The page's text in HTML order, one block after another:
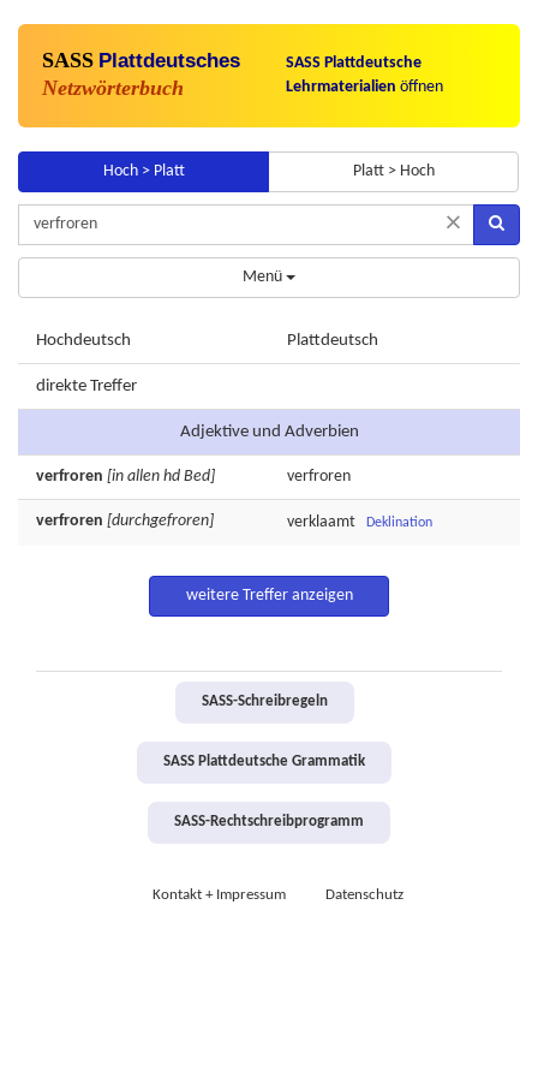
SASS Plattdeutsches
Netzwörterbuch
SASS Plattdeutsche
Lehrmaterialien öffnen
Hoch > Platt Platt > Hoch
×
Menü
Hochdeutsch Plattdeutsch
direkte Treffer
Adjektive und Adverbien
verfroren [in allen hd Bed] verfroren
verfroren [durchgefroren] verklaamt Deklination
weitere Treffer anzeigen
SASS-Schreibregeln
SASS Plattdeutsche Grammatik
SASS-Rechtschreibprogramm
Kontakt + Impressum Datenschutz